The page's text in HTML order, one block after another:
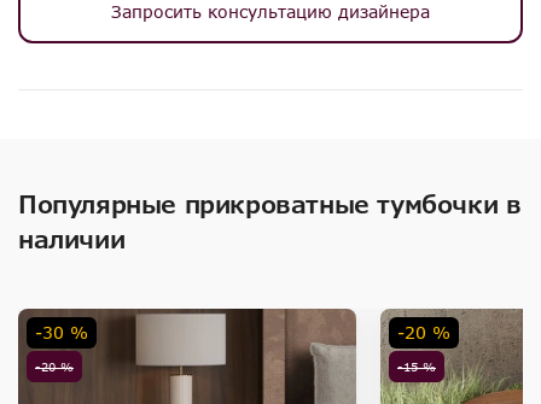
Запросить консультацию дизайнера
Популярные прикроватные тумбочки в
наличии
-20 %
-30 %
-15 %
-20 %